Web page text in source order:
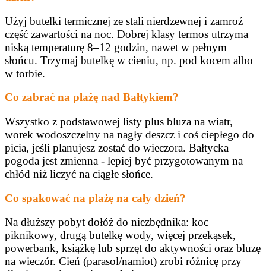
Użyj butelki termicznej ze stali nierdzewnej i zamroź
część zawartości na noc. Dobrej klasy termos utrzyma
niską temperaturę 8–12 godzin, nawet w pełnym
słońcu. Trzymaj butelkę w cieniu, np. pod kocem albo
w torbie.
Co zabrać na plażę nad Bałtykiem?
Wszystko z podstawowej listy plus bluza na wiatr,
worek wodoszczelny na nagły deszcz i coś ciepłego do
picia, jeśli planujesz zostać do wieczora. Bałtycka
pogoda jest zmienna - lepiej być przygotowanym na
chłód niż liczyć na ciągłe słońce.
Co spakować na plażę na cały dzień?
Na dłuższy pobyt dołóż do niezbędnika: koc
piknikowy, drugą butelkę wody, więcej przekąsek,
powerbank, książkę lub sprzęt do aktywności oraz bluzę
na wieczór. Cień (parasol/namiot) zrobi różnicę przy